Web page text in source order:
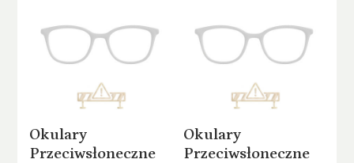
Okulary
Przeciwsłoneczne
Okulary
Przeciwsłoneczne